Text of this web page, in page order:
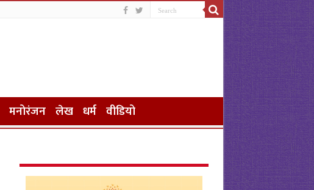
मनोरंजन लेख धर्म वीडियो